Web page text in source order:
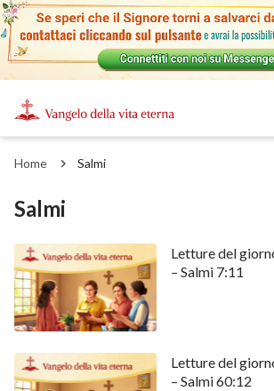
Home Salmi
Salmi
Letture del
– Salmi 7:11
Letture del
– Salmi 60:12